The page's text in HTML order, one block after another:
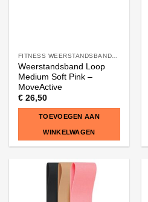
Weerstandsband Loop
Medium Soft Pink –
MoveActive
€26,50
TOEVOEGEN AAN
WINKELWAGEN